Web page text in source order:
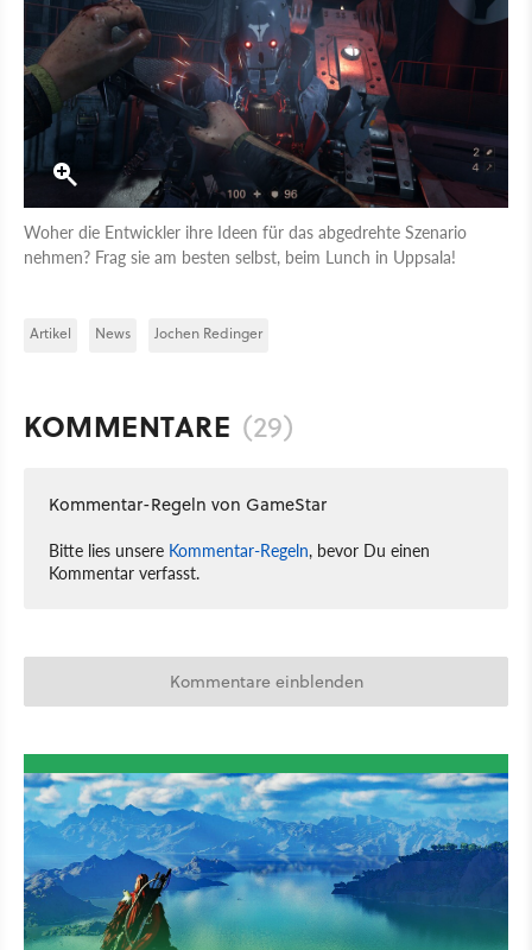
Woher die Entwickler ihre Ideen für das abgedrehte Szenario
nehmen? Frag sie am besten selbst, beim Lunch in Uppsala!
Artikel News Jochen Redinger
KOMMENTARE (29)
Kommentar-Regeln von GameStar
Bitte lies unsere Kommentar-Regeln, bevor Du einen
Kommentar verfasst.
Kommentare einblenden